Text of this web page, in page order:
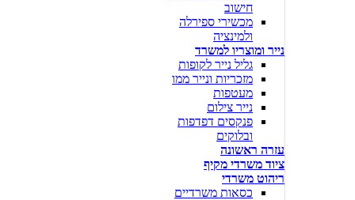
חישוב
מכשירי ספירלה
ולמינציה
נייר ומוצריו למשרד
גליל נייר לקופות
מזכריות ונייר ממו
מעטפות
נייר צילום
פנקסים דפדפות
ובלוקים
עזרה ראשונה
ציוד משרדי מקיף
ריהוט משרדי
כסאות משרדיים